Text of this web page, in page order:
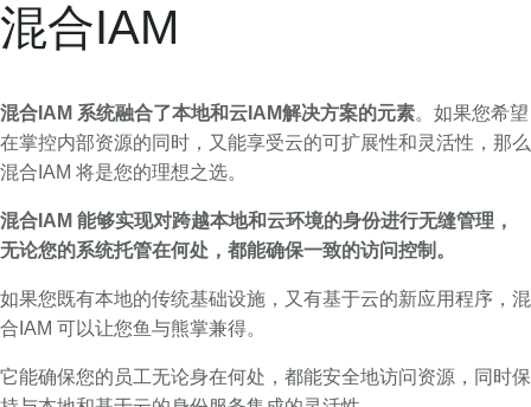
混合IAM
混合IAM 系统融合了本地和云IAM解决方案的元素。如果您希望
在掌控内部资源的同时，又能享受云的可扩展性和灵活性，那么
混合IAM 将是您的理想之选。
混合IAM 能够实现对跨越本地和云环境的身份进行无缝管理，
无论您的系统托管在何处，都能确保一致的访问控制。
如果您既有本地的传统基础设施，又有基于云的新应用程序，混
合IAM 可以让您鱼与熊掌兼得。
它能确保您的员工无论身在何处，都能安全地访问资源，同时保